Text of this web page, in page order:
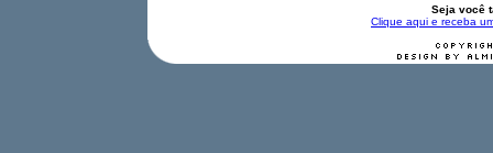
Seja você
Clique aqui e receba